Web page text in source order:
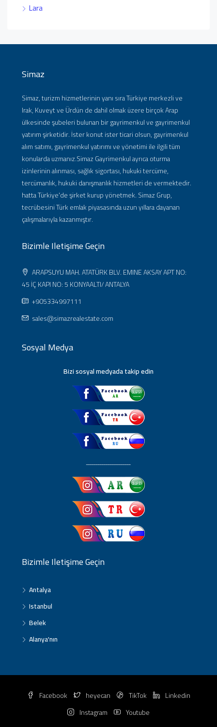
Lara
Simaz
Simaz, turizm hizmetlerinin yanı sıra Türkiye merkezli ve
Irak, Kuveyt ve Ürdün de dahil olmak üzere birçok Arap
ülkesinde şubeleri bulunan bir gayrimenkul ve gayrimenkul
yatırım şirketidir. İster konut ister ticari olsun, gayrimenkul
alım satımı, gayrimenkul yatırımı ve yönetimi ile ilgili tüm
konularda uzmanız.Simaz Gayrimenkul ayrıca oturma
izinlerinin alınması, sağlık sigortası, hukuki tercüme,
tercümanlık, hukuki danışmanlık hizmetleri de vermektedir.
hatta Türkiye'de şirket kurup yönetmek. Simaz Grup,
tecrübesini Türk emlak piyasasında uzun yıllara dayanan
çalışmalarıyla kazanmıştır.
Bizimle Iletişime Geçin
ARAPSUYU MAH. ATATÜRK BLV. EMINE AKSAY APT NO:
45 İÇ KAPI NO: 5 KONYAALTI/ ANTALYA
+905334997111
sales@simazrealestate.com
Sosyal Medya
Bizi sosyal medyada takip edin
ـــــــــــــــــــــــ
Bizimle Iletişime Geçin
Antalya
Istanbul
Belek
Alanya'nın
Facebook heyecan TikTok
Linkedin
Instagram
Youtube